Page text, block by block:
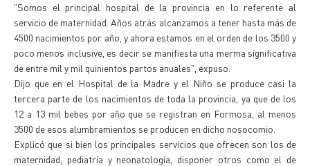
"Somos el principal hospital de la provincia en lo referente al
servicio de maternidad. Años atrás alcanzamos a tener hasta más de
4500 nacimientos por año, y ahora estamos en el orden de los 3500 y
poco menos inclusive, es decir se manifiesta una merma significativa
de entre mil y mil quinientos partos anuales", expuso.
Dijo que en el Hospital de la Madre y el Niño se produce casi la
tercera parte de los nacimientos de toda la provincia, ya que de los
12 a 13 mil bebes por año que se registran en Formosa, al menos
3500 de esos alumbramientos se producen en dicho nosocomio.
Explicó que si bien los principales servicios que ofrecen son los de
maternidad, pediatría y neonatología, disponer otros como el de